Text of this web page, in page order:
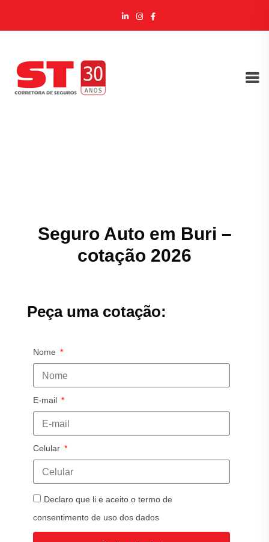
Seguro Auto em Buri –
cotação 2026
Peça uma cotação:
Nome
E-mail
Celular
Declaro que li e aceito o termo de
consentimento de uso dos dados